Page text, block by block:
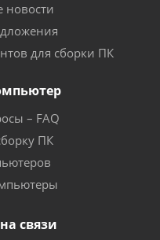
новости
для сборки ПК
– FAQ
ПК
связи